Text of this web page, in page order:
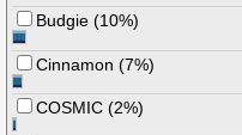
Budgie (10%)
Cinnamon (7%)
COSMIC (2%)